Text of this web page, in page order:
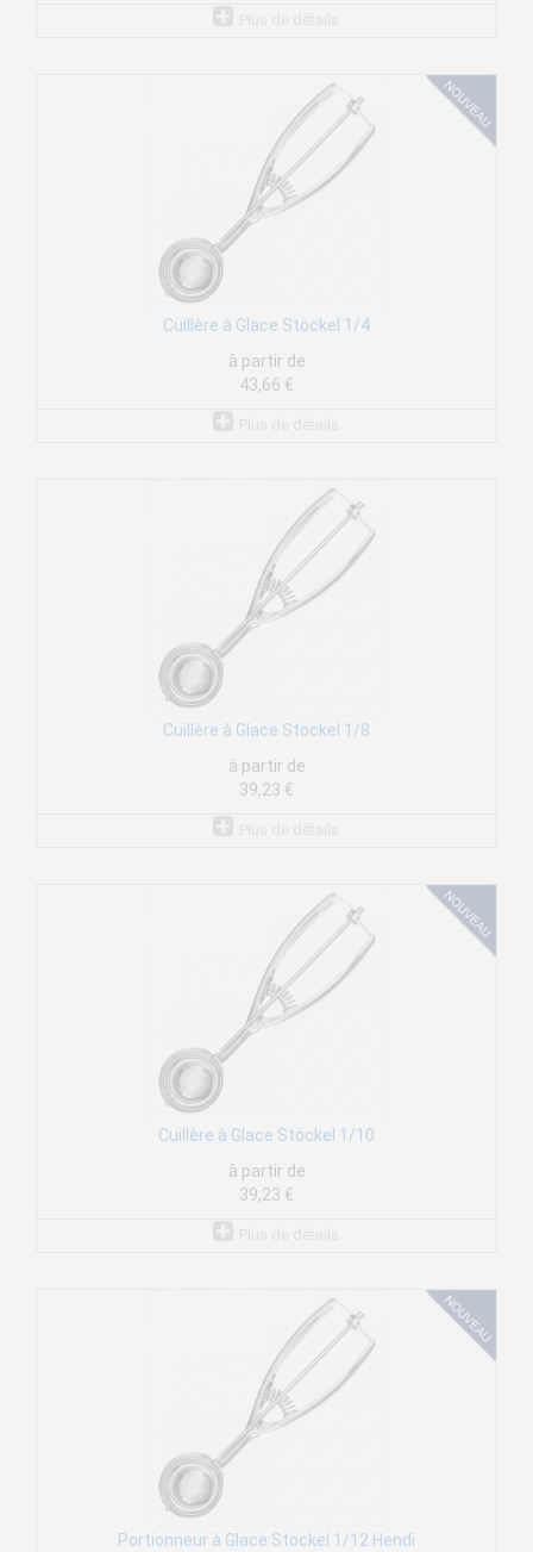
Cuillère à Glace Stöckel 1/4
à partir de
43,66 €
Cuillère à Glace Stöckel 1/8
à partir de
39,23 €
Cuillère à Glace Stöckel 1/10
à partir de
39,23 €
Portionneur à Glace Stöckel 1/12 Hendi